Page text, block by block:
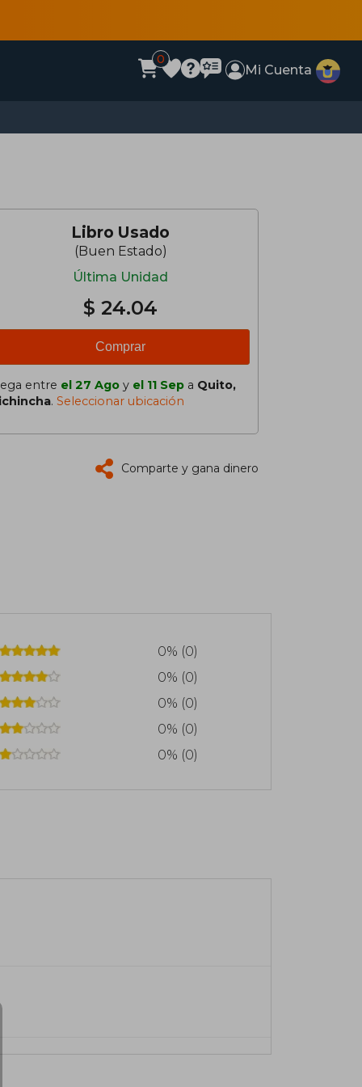
0
Mi Cuenta
Libro Usado
(Buen Estado)
Última Unidad
$ 24.04
Comprar
entre el 27 Ago y el 11 Sep a Quito,
. Seleccionar ubicación
Comparte y gana dinero
0% (0)
0% (0)
0% (0)
0% (0)
0% (0)